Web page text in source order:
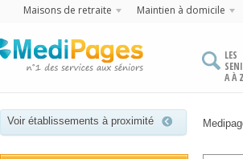
Maisons de retraite Maintien à domicile
LES
A À Z
Voir établissements à proximité